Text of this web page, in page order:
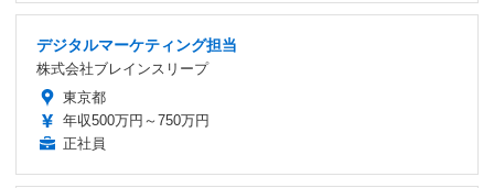
デジタルマーケティング担当
株式会社ブレインスリープ
東京都
年収500万円～750万円
正社員